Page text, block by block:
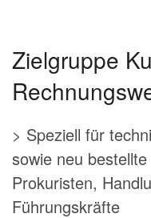
Zielgruppe
> Speziell für
sowie neu
Prokuristen,
Führungskräfte